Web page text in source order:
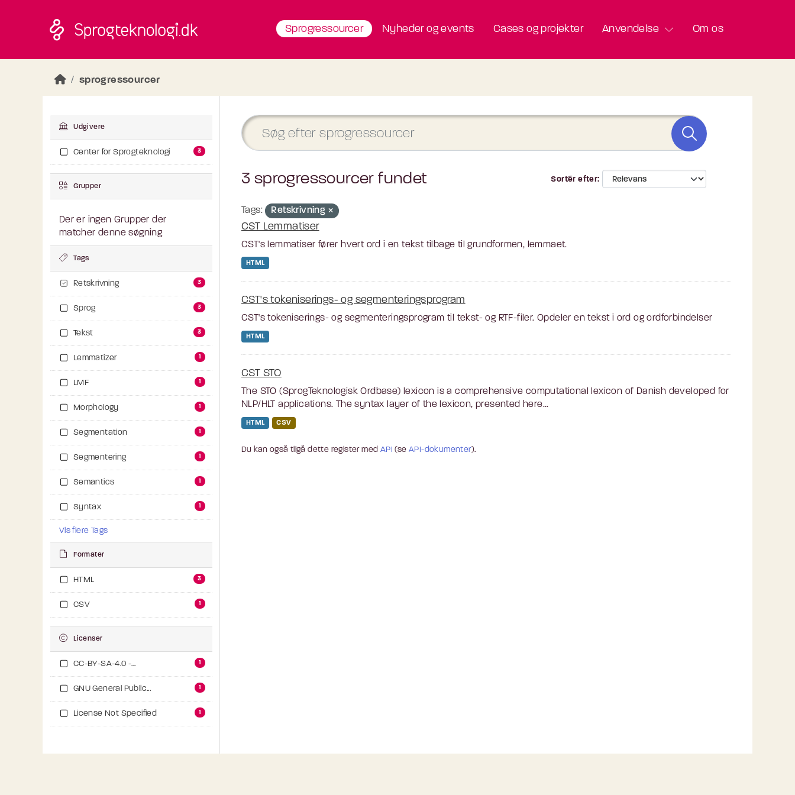
Sprogressourcer Nyheder og events Cases og projekter Anvendelse Om os
sprogressourcer
Udgivere
Center for Sprogteknologi 3
Grupper
Der er ingen Grupper der
matcher denne søgning
Tags
Retskrivning 3
Sprog 3
Tekst 3
Lemmatizer 1
LMF 1
Morphology 1
Segmentation 1
Segmentering 1
Semantics 1
Syntax 1
Vis flere Tags
Formater
HTML 3
CSV 1
Licenser
CC-BY-SA-4.0 -... 1
GNU General Public... 1
License Not Specified 1
Sortér efter
3 sprogressourcer fundet
Tags: Retskrivning
CST Lemmatiser
CST's lemmatiser fører hvert ord i en tekst tilbage til grundformen, lemmaet.
HTML
CST's tokeniserings- og segmenteringsprogram
CST's tokeniserings- og segmenteringsprogram til tekst- og RTF-filer. Opdeler en tekst i ord og ordforbindelser
HTML
CST STO
The STO (SprogTeknologisk Ordbase) lexicon is a comprehensive computational lexicon of Danish developed for
NLP/HLT applications. The syntax layer of the lexicon, presented here...
HTML CSV
Du kan også tilgå dette register med API (seAPI-dokumenter).